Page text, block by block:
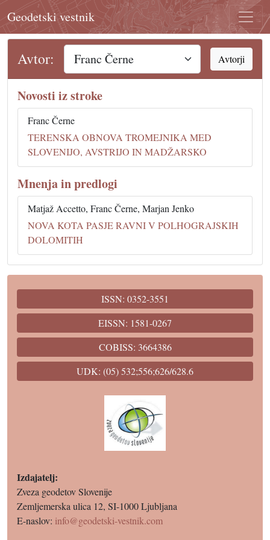
Geodetski vestnik
Avtor: Avtorji
Novosti iz stroke
Franc Černe
TERENSKA OBNOVA TROMEJNIKA MED
SLOVENIJO, AVSTRIJO IN MADŽARSKO
Mnenja in predlogi
Matjaž Accetto, Franc Černe, Marjan Jenko
NOVA KOTA PASJE RAVNI V POLHOGRAJSKIH
DOLOMITIH
ISSN: 0352-3551
EISSN: 1581-0267
COBISS: 3664386
UDK: (05) 532;556;626/628.6
Izdajatelj:
Zveza geodetov Slovenije
Zemljemerska ulica 12, SI-1000 Ljubljana
E-naslov: info@geodetski-vestnik.com